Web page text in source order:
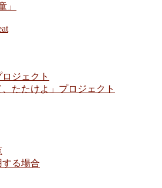
」
ジェクト
、たたけよ」プロジェクト
る場合